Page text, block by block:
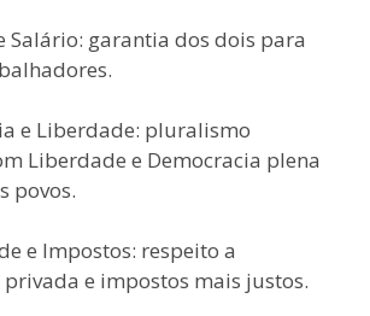
Salário: garantia dos dois para
e Liberdade: pluralismo
Liberdade e Democracia plena
povos.
e Impostos: respeito a
e impostos mais justos.